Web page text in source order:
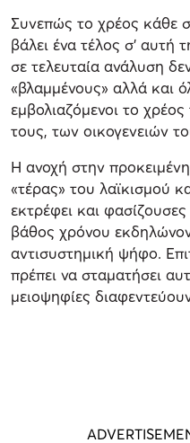
Συνεπώς το χρέος κάθε
βάλει ένα τέλος σ’
σε τελευταία ανάλυση
«βλαμμένους» αλλά και
εμβολιαζόμενοι το
τους, των οικογενειών
Η ανοχή στην
«τέρας» του λαϊκισμού
εκτρέφει και
βάθος χρόνου
αντισυστημική ψήφο.
πρέπει να σταματήσει
μειοψηφίες